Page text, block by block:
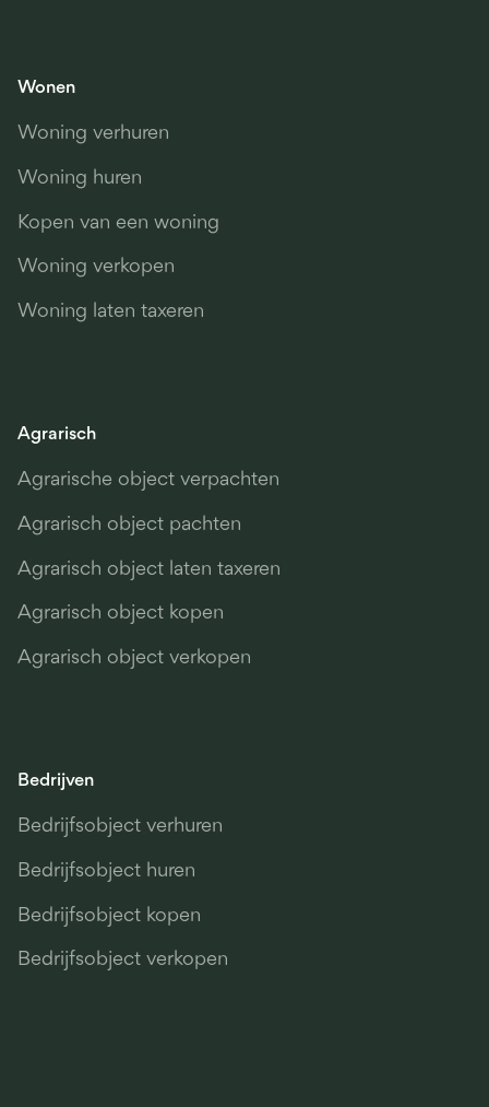
Wonen
Woning verhuren
Woning huren
Kopen van een woning
Woning verkopen
Woning laten taxeren
Agrarisch
Agrarische object verpachten
Agrarisch object pachten
Agrarisch object laten taxeren
Agrarisch object kopen
Agrarisch object verkopen
Bedrijven
Bedrijfsobject verhuren
Bedrijfsobject huren
Bedrijfsobject kopen
Bedrijfsobject verkopen